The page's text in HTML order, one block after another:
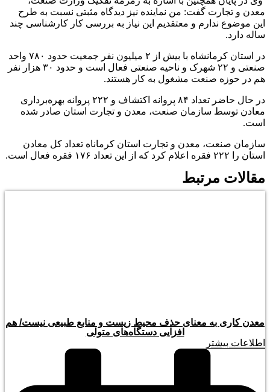
معدن و تجارت گفت: من نماینده نیز دیدگاه مثبتی نسبت به طرح
این موضوع ندارم و معتقدیم این نیاز به بررسی کار کارشناسی چند
ساله دارد.
در استان کرمانشاه با بیش از ۲ میلیون نفر جمعیت حدود ۷۸۰ واحد
صنعتی و ۲۲ شهرک و ناحیه صنعتی فعال است و حدود ۳۰ هزار نفر
هم در حوزه صنعت مشغول به کار هستند.
در حال حاضر تعداد ۸۴ پروانه اکتشاف و ۲۲۲ پروانه بهره‌برداری
معادن توسط سازمان صنعت، معدن و تجارت استان صادر شده
است.
سازمان صنعت، معدن و تجارت استان کرماناه تعداد کل معادن
استان را ۲۲۲ فقره اعلام کرد که از این تعداد ۱۷۶ فقره فعال است.
مقالات مرتبط
معدن کاری به معنای حذف محیط زیست و منابع طبیعی نیست/ هم
افزایی دستگاه‌های متولی
اطلاعات بیشتر